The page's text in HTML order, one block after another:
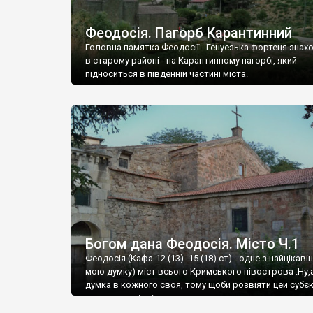
Феодосія. Пагорб Карантинний
Головна памятка Феодосії - Генуезька фортеця
в старому районі - на Карантинному пагорбі, який
підноситься в південній частині міста.
Богом дана Феодосія. Місто Ч.1
Феодосія (Кафа-12 (13) -15 (18) ст) - одне з
мою думку) міст всього Кримського півострова
думка в кожного своя, тому щоби розвіяти цей
запрошую відвідати це